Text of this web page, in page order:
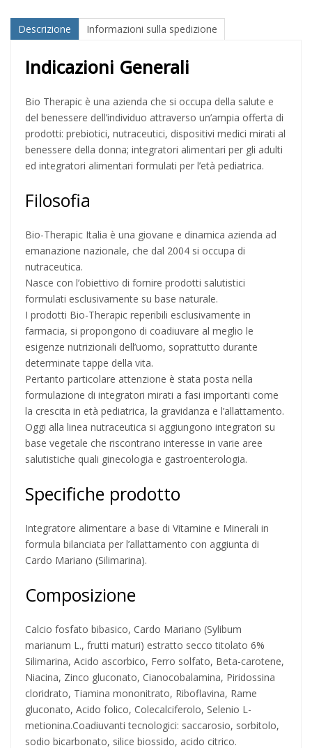
Descrizione Informazioni sulla spedizione
Indicazioni Generali
Bio Therapic è una azienda che si occupa della salute e
del benessere dell’individuo attraverso un’ampia offerta di
prodotti: prebiotici, nutraceutici, dispositivi medici mirati al
benessere della donna; integratori alimentari per gli adulti
ed integratori alimentari formulati per l’età pediatrica.
Filosofia
Bio-Therapic Italia è una giovane e dinamica azienda ad
emanazione nazionale, che dal 2004 si occupa di
nutraceutica.
Nasce con l’obiettivo di fornire prodotti salutistici
formulati esclusivamente su base naturale.
I prodotti Bio-Therapic reperibili esclusivamente in
farmacia, si propongono di coadiuvare al meglio le
esigenze nutrizionali dell’uomo, soprattutto durante
determinate tappe della vita.
Pertanto particolare attenzione è stata posta nella
formulazione di integratori mirati a fasi importanti come
la crescita in età pediatrica, la gravidanza e l’allattamento.
Oggi alla linea nutraceutica si aggiungono integratori su
base vegetale che riscontrano interesse in varie aree
salutistiche quali ginecologia e gastroenterologia.
Specifiche prodotto
Integratore alimentare a base di Vitamine e Minerali in
formula bilanciata per l’allattamento con aggiunta di
Cardo Mariano (Silimarina).
Composizione
Calcio fosfato bibasico, Cardo Mariano (Sylibum
marianum L., frutti maturi) estratto secco titolato 6%
Silimarina, Acido ascorbico, Ferro solfato, Beta-carotene,
Niacina, Zinco gluconato, Cianocobalamina, Piridossina
cloridrato, Tiamina mononitrato, Riboflavina, Rame
gluconato, Acido folico, Colecalciferolo, Selenio L-
metionina.Coadiuvanti tecnologici: saccarosio, sorbitolo,
sodio bicarbonato, silice biossido, acido citrico.